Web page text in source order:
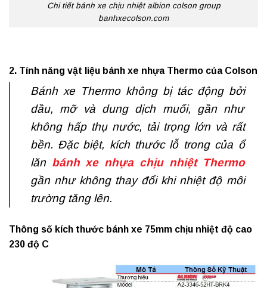
Chi tiết bánh xe chịu nhiệt albion colson group
banhxecolson.com
2. Tính năng vật liệu bánh xe nhựaThermo của Colson
Bánh xe Thermo không bị tác động bởi
dầu, mỡ và dung dịch muối, gần như
không hấp thụ nước, tải trọng lớn và rất
bền. Đặc biệt, kích thước lỗ trong của ổ
lăn bánh xe nhựa chịu nhiệtThermo
gần như không thay đổi khi nhiệt độ môi
trường tăng lên.
Thông số kích thước bánh xe 75mm chịu nhiệt độ cao
230 độ C